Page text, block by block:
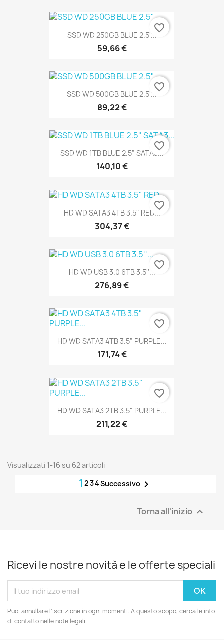
SSD WD 250GB BLUE 2.5"...
59,66 €
favorite_border
SSD WD 500GB BLUE 2.5"...
89,22 €
favorite_border
SSD WD 1TB BLUE 2.5" SATA3...
140,10 €
favorite_border
HD WD SATA3 4TB 3.5" RED...
304,37 €
favorite_border
HD WD USB 3.0 6TB 3.5''...
276,89 €
favorite_border
HD WD SATA3 4TB 3.5" PURPLE...
171,74 €
favorite_border
HD WD SATA3 2TB 3.5" PURPLE...
211,22 €
favorite_border
Visualizzati 1-16 su 62 articoli
1 234Successivo 
Torna all'inizio 
Ricevi le nostre novità e le offerte speciali
Puoi annullare l'iscrizione in ogni momenti. A questo scopo, cerca le info
di contatto nelle note legali.